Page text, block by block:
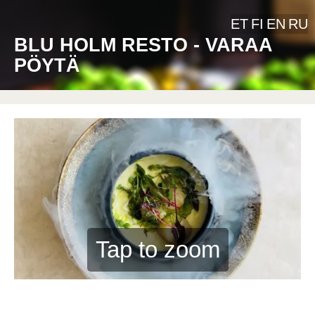
BLU HOLM RESTO - VARAA
PÖYTÄ
ET FI EN RU
Tap to zoom